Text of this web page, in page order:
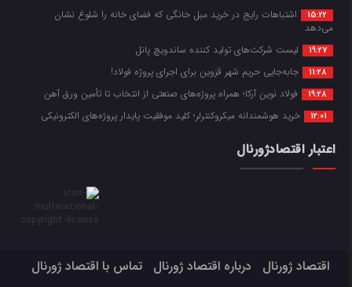
15:22
اشتباهات رایج در خرید مبل خانگی که فضای خانه را شلوغ نشان
می‌دهد
19:27 لیست شرکت‌های تولید کننده ساندویچ پانل
11:28 جابه‌جایی حریم شهر قزوین برای اجرای پروژه فولاد!
19:28 فولاد نوین آرکا؛ همراه پروژه‌های صنعتی از انتخاب تا تأمین ورق آهن
12:01 خرید هوشمندانه میکروکنترلر؛ کلید موفقیت پایدار پروژه‌های الکترونیکی
اعتبار اقتصادژورنال
اقتصاد ژورنال درباره اقتصاد ژورنال
تماس با اقتصاد ژورنال